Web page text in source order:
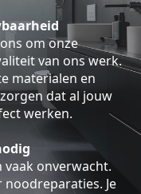
om onze
van ons werk.
materialen en
dat al jouw
werken.
onverwacht.
Je